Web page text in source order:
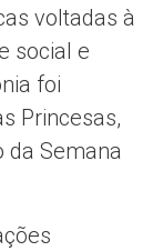
voltadas à
social e
foi
Princesas,
da Semana